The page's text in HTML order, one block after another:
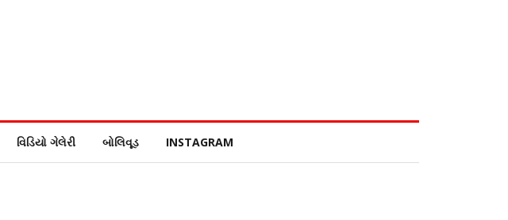
વિડિયો ગેલેરી બોલિવૂડ INSTAGRAM